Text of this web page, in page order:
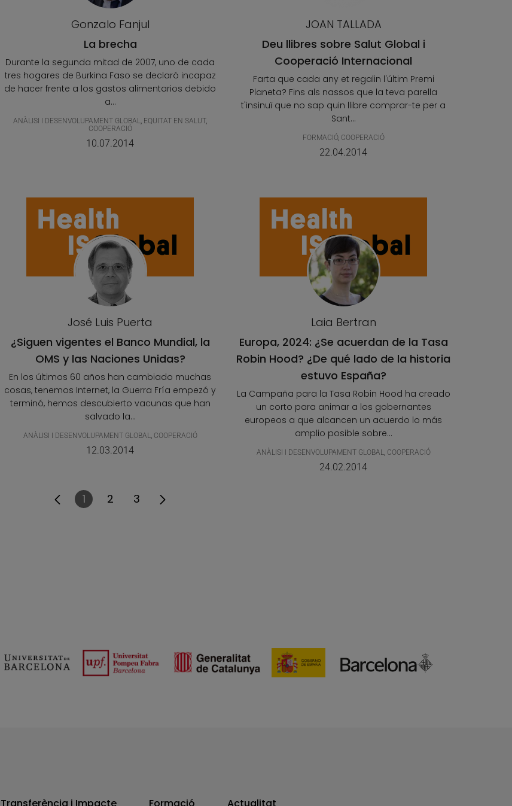
Gonzalo Fanjul
La brecha
Durante la segunda mitad de 2007, uno de cada
tres hogares de Burkina Faso se declaró incapaz
de hacer frente a los gastos alimentarios debido
a...
ANÀLISI I DESENVOLUPAMENT GLOBAL EQUITAT EN SALUT,
COOPERACIÓ
10.07.2014
JOAN TALLADA
Deu llibres sobre Salut Global i
Cooperació Internacional
Farta que cada any et regalin l'últim Premi
Planeta? Fins als nassos que la teva parella
t'insinuï que no sap quin llibre comprar-te per a
Sant...
FORMACIÓ, COOPERACIÓ
22.04.2014
José Luis Puerta
¿Siguen vigentes el Banco Mundial, la
OMS y las Naciones Unidas?
En los últimos 60 años han cambiado muchas
cosas, tenemos Internet, la Guerra Fría empezó y
terminó, hemos descubierto vacunas que han
salvado la...
ANÀLISI I DESENVOLUPAMENT GLOBAL, COOPERACIÓ
12.03.2014
Laia Bertran
Europa, 2024: ¿Se acuerdan de la Tasa
Robin Hood? ¿De qué lado de la historia
estuvo España?
La Campaña para la Tasa Robin Hood ha creado
un corto para animar a los gobernantes
europeos a que alcancen un acuerdo lo más
amplio posible sobre...
ANÀLISI I DESENVOLUPAMENT GLOBAL, COOPERACIÓ
24.02.2014
Pàgina
1
Pàgina
2
Pàgina
3
Transferència i Impacte Formació Actualitat